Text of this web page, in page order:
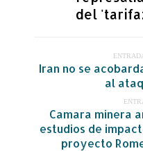
del
Iran no se
al
Camara minera
estudios de
proyecto